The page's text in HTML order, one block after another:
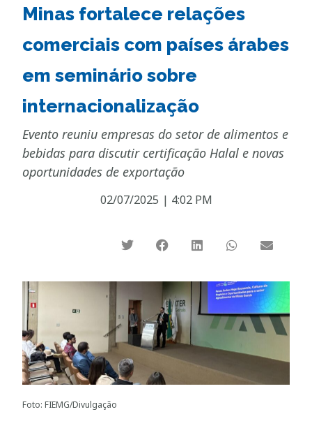
Minas fortalece relações
comerciais com países árabes
em seminário sobre
internacionalização
Evento reuniu empresas do setor de alimentos e
bebidas para discutir certificação Halal e novas
oportunidades de exportação
02/07/2025 | 4:02 PM
Foto: FIEMG/Divulgação